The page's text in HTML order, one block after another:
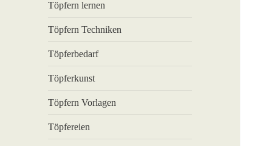
Töpfern lernen
Töpfern Techniken
Töpferbedarf
Töpferkunst
Töpfern Vorlagen
Töpfereien